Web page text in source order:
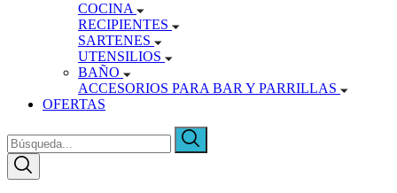
COCINA
RECIPIENTES
SARTENES
UTENSILIOS
BAÑO
ACCESORIOS PARA BAR Y PARRILLAS
OFERTAS